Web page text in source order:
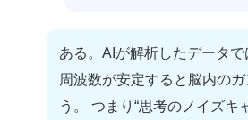
ある。AIが解析したデータ
周波数が安定すると脳内の
う。 つまり“思考のノイズキ